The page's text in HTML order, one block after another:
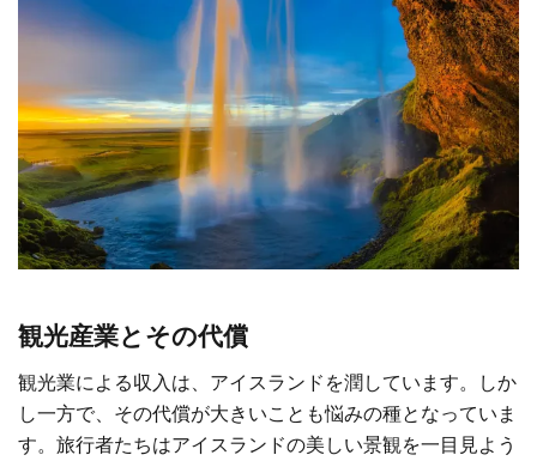
観光産業とその代償
観光業による収入は、アイスランドを潤しています。しか
し一方で、その代償が大きいことも悩みの種となっていま
す。旅行者たちはアイスランドの美しい景観を一目見よう